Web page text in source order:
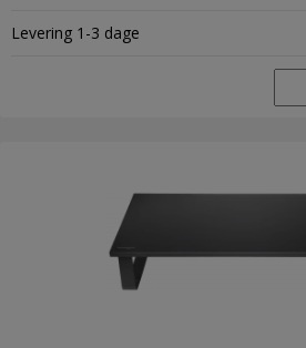
Levering 1-3 dage